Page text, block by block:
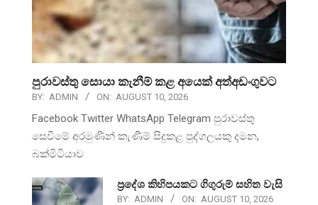
පුරාවස්තු සොයා කැනීම් කළ අයෙක් අත්අඩංගුවට
BY: ADMIN ON: AUGUST 10, 2026
Facebook Twitter WhatsApp Telegram පුරාවස්තු
සෙවීමේ අරමුණින් කැණීම් සිදුකළ පුද්ගලයකු දමන,
බක්මිටියාව
ප්‍රදේශ කිහිපයකට ගිගුරුම් සහිත වැසි
BY: ADMIN ON: AUGUST 10, 2026